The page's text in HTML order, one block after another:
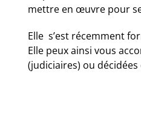
mettre en œuvre pour
Elle s’est récemment
Elle peux ainsi vous
(judiciaires) ou